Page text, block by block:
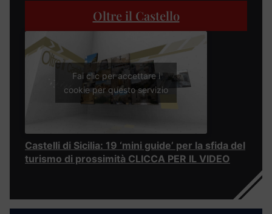
Oltre il Castello
Fai clic per accettare i
cookie per questo servizio
Castelli di Sicilia: 19 ‘mini guide’ per la sfida del
turismo di prossimità CLICCA PER IL VIDEO